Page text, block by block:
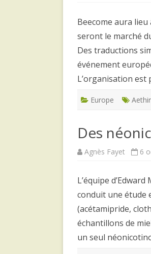
Beecome aura
seront le marché
Des traductions
événement
L’organisation est
Europe
Des
Agnès Fayet 6
L’équipe
conduit une étude
(acétamipride,
échantillons de
un seul